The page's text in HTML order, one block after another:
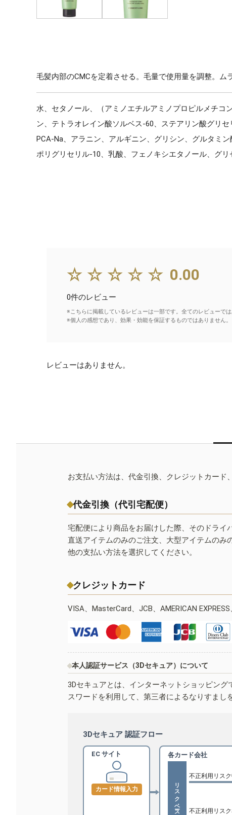
毛髪内部のCMCを定着させる。毛量で使用量を調整。ム
水、セタノール、（アミノエチルアミノプロピルメチコ
ン、テトラオレイン酸ソルベス-60、ステアリン酸グリ
PCA-Na、アラニン、アルギニン、グリシン、グルタミ
ポリグリセリル-10、乳酸、フェノキシエタノール、グ
☆☆☆☆☆ 0.00
0件のレビュー
※こちらに掲載しているレビューは一部です。全てのレビューでは
※個人の感想であり、効果・効能を保証するものではありません。
レビューはありません。
お支払い方法は、代金引換、クレジットカード
代金引換（代引宅配便）
宅配便により商品をお届けした際、そのドライ
直送アイテムのみのご注文、大型アイテムのみ
他の支払い方法を選択してください。
クレジットカード
VISA、MasterCard、JCB、AMERICAN
本人認証サービス（3Dセキュア）について
3Dセキュアとは、インターネットショッピン
スワードを利用して、第三者によるなりすまし
3Dセキュア 認証フロー
EC サイト
カード情報入力
各カード会社
リスクベース認証
不正利用リス
不正利用リスク